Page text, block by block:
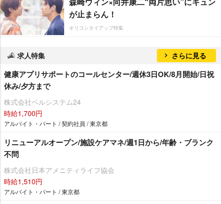
が止まらん！
オリコンタイアップ特集
求人特集 さらに見る
健康アプリサポートのコールセンター/週休3日OK/8月開始/日祝
休み/夕方まで
株式会社ベルシステム24
時給1,700円
アルバイト・パート / 契約社員 / 東京都
リニューアルオープン/施設ケアマネ/週1日から/年齢・ブランク
不問
株式会社日本アメニティライフ協会
時給1,510円
アルバイト・パート / 東京都